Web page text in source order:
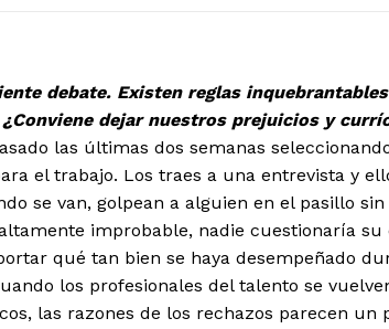
debate. Existen reglas
dejar nuestros prejuicios y
las últimas dos semanas
el trabajo. Los traes a una entrevista y
se van, golpean a alguien en el pasillo
improbable, nadie cuestionaría
qué tan bien se haya desempeñado
los profesionales del talento se
las razones de los rechazos parecen un